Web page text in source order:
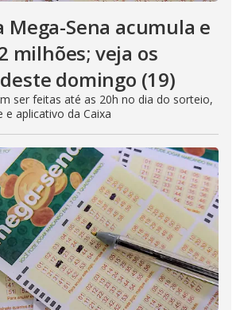
Mega-Sena acumula e
milhões; veja os
domingo (19)
ser feitas até as 20h no dia do sorteio,
e aplicativo da Caixa